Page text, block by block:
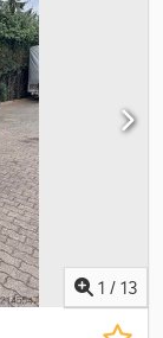
1 / 13